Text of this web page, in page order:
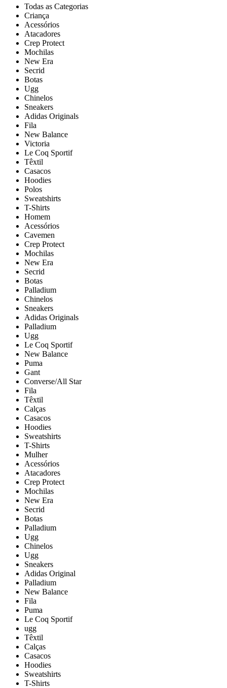
Todas as Categorias
Criança
Acessórios
Atacadores
Crep Protect
Mochilas
New Era
Secrid
Botas
Ugg
Chinelos
Sneakers
Adidas Originals
Fila
New Balance
Victoria
Le Coq Sportif
Têxtil
Casacos
Hoodies
Polos
Sweatshirts
T-Shirts
Homem
Acessórios
Cavemen
Crep Protect
Mochilas
New Era
Secrid
Botas
Palladium
Chinelos
Sneakers
Adidas Originals
Palladium
Ugg
Le Coq Sportif
New Balance
Puma
Gant
Converse/All Star
Fila
Têxtil
Calças
Casacos
Hoodies
Sweatshirts
T-Shirts
Mulher
Acessórios
Atacadores
Crep Protect
Mochilas
New Era
Secrid
Botas
Palladium
Ugg
Chinelos
Ugg
Sneakers
Adidas Original
Palladium
New Balance
Fila
Puma
Le Coq Sportif
ugg
Têxtil
Calças
Casacos
Hoodies
Sweatshirts
T-Shirts